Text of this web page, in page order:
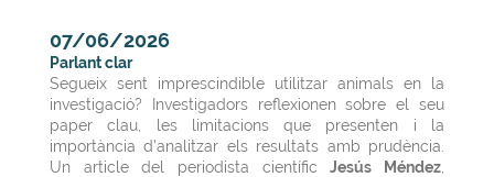
07/06/2026
Parlant clar
Segueix sent imprescindible utilitzar animals en la
investigació? Investigadors reflexionen sobre el seu
paper clau, les limitacions que presenten i la
importància d’analitzar els resultats amb prudència.
Un article del periodista científicJesús Méndez